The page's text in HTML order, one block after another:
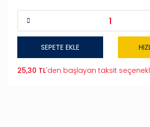
SEPETE EKLE
25,30 TL'den başlayan taksit